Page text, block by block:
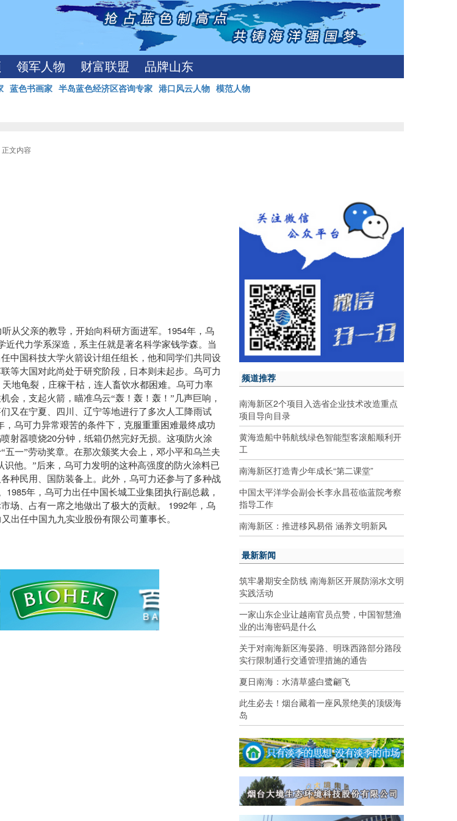
领军人物 财富联盟 品牌山东
蓝色书画家 半岛蓝色经济区咨询专家 港口风云人物 模范人物
正文内容
从父亲的教导，开始向科研方面进军。 1954年，乌
近代力学系深造，系主任就是著名科学家钱学森。当
中国科技大学火箭设计组任组长，他和同学们共同设
等大国对此尚处于研究阶段，日本则未起步。乌可力
地龟裂，庄稼干枯，连人畜饮水都困难。乌可力率
会，支起火箭，瞄准乌云“轰！轰！轰！”几声巨响，
又在宁夏、四川、辽宁等地进行了多次人工降雨试
，乌可力异常艰苦的条件下，克服重重困难最终成功
射器喷烧20分钟，纸箱仍然完好无损。这项防火涂
一”劳动奖章。在那次颁奖大会上，邓小平和乌兰夫
他。”后来，乌可力发明的这种高强度的防火涂料已
种民用、国防装备上。此外，乌可力还参与了多种战
1985年，乌可力出任中国长城工业集团执行副总裁，
场、占有一席之地做出了极大的贡献。
1992年，乌
出任中国九九实业股份有限公司董事长。
频道推荐
南海新区2个项目入选省企业技术改造重点
项目导向目录
黄海造船中韩航线绿色智能型客滚船顺利开
工
南海新区打造青少年成长“第二课堂”
中国太平洋学会副会长李永昌莅临蓝院考察
指导工作
南海新区：推进移风易俗 涵养文明新风
最新新闻
筑牢暑期安全防线 南海新区开展防溺水文明
实践活动
一家山东企业让越南官员点赞，中国智慧渔
业的出海密码是什么
关于对南海新区海晏路、明珠西路部分路段
实行限制通行交通管理措施的通告
夏日南海：水清草盛白鹭翩飞
此生必去！烟台藏着一座风景绝美的顶级海
岛